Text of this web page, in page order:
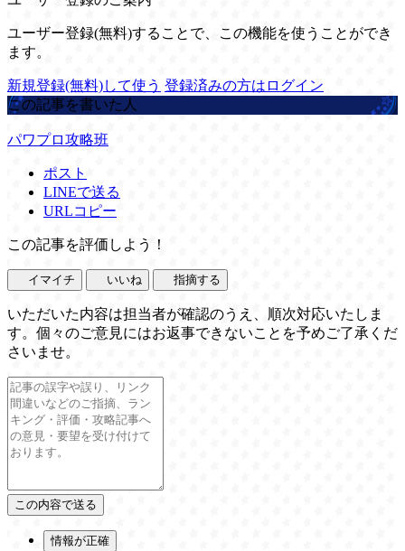
ユーザー登録(無料)することで、この機能を使うことができ
ます。
新規登録(無料)して使う 登録済みの方はログイン
この記事を書いた人
パワプロ攻略班
ポスト
LINEで送る
URLコピー
この記事を評価しよう！
イマイチ いいね 指摘する
いただいた内容は担当者が確認のうえ、順次対応いたしま
す。個々のご意見にはお返事できないことを予めご了承くだ
さいませ。
情報が正確